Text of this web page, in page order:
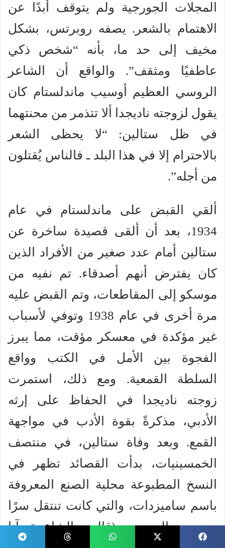
المجلات الجورجية ولم يتوقف أبدًا عن
الاهتمام بالشعر. يصفه روبرتس، بشكل
مخيف إلى حد ما، بأنه “شخص ذكي
عاطفيًا ومثقف”. والواقع أن الشاعر
الروسي العظيم أوسيب ماندلستام كان
يقول لزوجته ناديجدا ألا تتذمر من محنتهما
في ظل ستالين: “لا يحظى الشعر
بالاحترام إلا في هذا البلد ـ فالناس يُقتلون
من أجله”.
ألقي القبض على ماندلستام في عام
1934، بعد أن ألقى قصيدة ساخرة عن
ستالين أمام عدد صغير من الأفراد الذين
كان يفترض أنهم أصدقاء. تم نفيه من
موسكو إلى المقاطعات، وتم القبض عليه
مرة أخرى في عام 1938 وتوفي لأسباب
غير مؤكدة في معسكر مؤقت، مما يبرز
الفجوة بين الأمل في الكتب وواقع
السلطة القمعية. ومع ذلك، استمرت
زوجته ناديجدا في الحفاظ على إرثه
الأدبي، مذكرةً بقوة الأدب في مواجهة
القمع. وبعد وفاة ستالين، في منتصف
الخمسينيات، بدأت القصائد تظهر في
النسخ المطبوعة محلية الصنع المعروفة
باسم ساميزدات، والتي كانت تنتقل سرًا
من يد إلى يد. (قالت الشاعرة آنا